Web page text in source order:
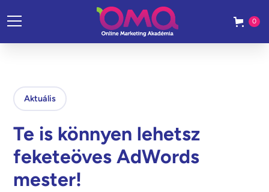
0
Aktuális
Te is könnyen lehetsz
feketeöves AdWords
mester!